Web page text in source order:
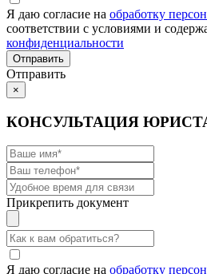
Я даю согласие на обработку
соответствии с условиями и
конфиденциальности
Отправить
×
КОНСУЛЬТАЦИЯ
Прикрепить документ
Я даю согласие на обработку